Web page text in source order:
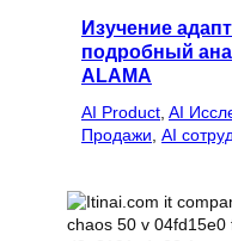
Изучение
подробный
ALAMA
AI Product AI
Продажи AI